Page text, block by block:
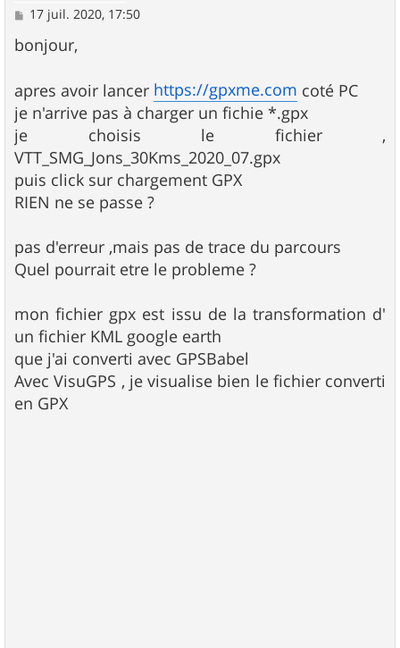
M
s
s
g
e
17 juil. 2020, 17:50
bonjour,
apres avoir lancer https://gpxme.com coté PC
je n'arrive pas à charger un fichie *.gpx
je choisis le fichier ,
VTT_SMG_Jons_30Kms_2020_07.gpx
puis click sur chargement GPX
RIEN ne se passe ?
pas d'erreur ,mais pas de trace du parcours
Quel pourrait etre le probleme ?
mon fichier gpx est issu de la transformation d'
un fichier KML google earth
que j'ai converti avec GPSBabel
Avec VisuGPS , je visualise bien le fichier converti
en GPX